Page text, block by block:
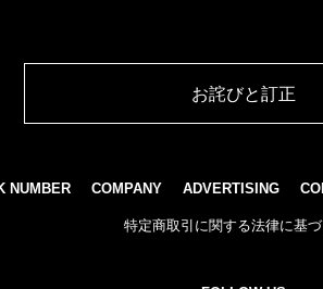
お詫びと訂正
NUMBER COMPANY ADVERTISING
特定商取引に関する法律に基